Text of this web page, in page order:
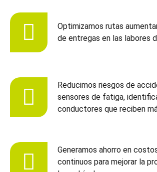
Optimizamos rutas
de entregas en las labores
Reducimos riesgos de
sensores de fatiga,
conductores que reciben
Generamos ahorro en
continuos para mejorar la